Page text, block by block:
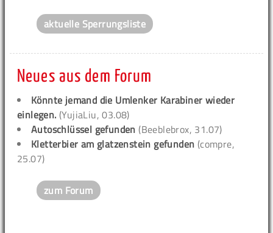
aktuelle Sperrungsliste
Neues aus dem Forum
Könnte jemand die Umlenker Karabiner wieder
einlegen. (YujiaLiu, 03.08)
Autoschlüssel gefunden (Beeblebrox, 31.07)
Kletterbier am glatzenstein gefunden (compre,
25.07)
zum Forum